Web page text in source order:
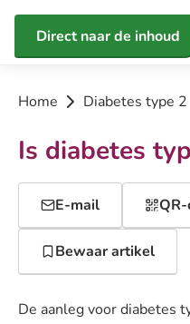
Direct naar de inhoud
Home Diabetes type 2
Is diabetes
E-mail
Bewaar artikel
De aanleg voor diabetes